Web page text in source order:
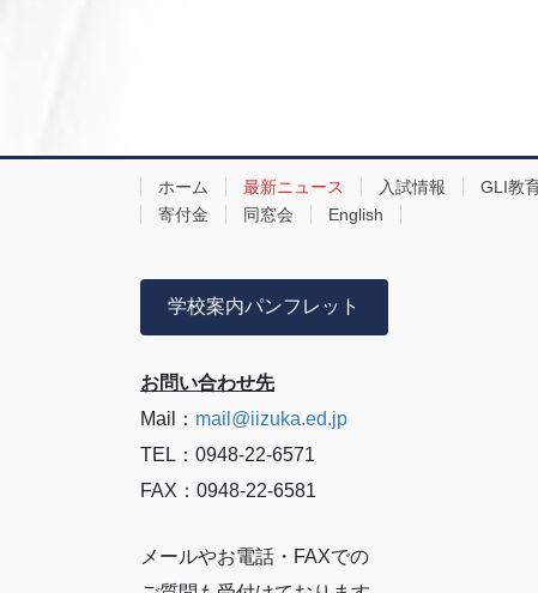
ホーム 最新ニュース 入試情報 GLI教
寄付金
同窓会 English
学校案内パンフレット
お問い合わせ先
Mail： mail@iizuka.ed.jp
TEL：0948-22-6571
FAX：0948-22-6581
メールやお電話・FAXでの